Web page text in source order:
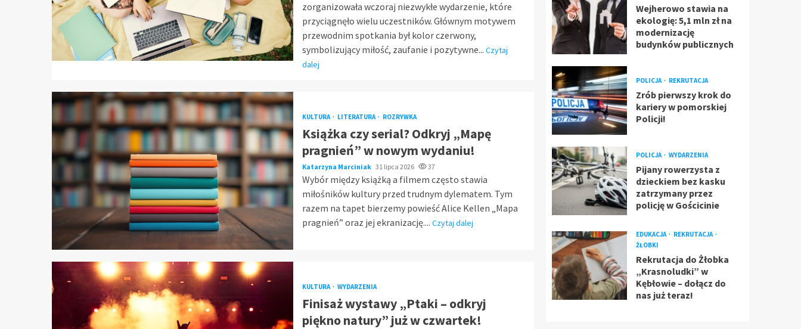
zorganizowała wczoraj niezwykłe wydarzenie, które
przyciągnęło wielu uczestników. Głównym motywem
przewodnim spotkania był kolor czerwony,
symbolizujący miłość, zaufanie i pozytywne... Czytaj
dalej
KULTURA LITERATURA ROZRYWKA
Książka czy serial? Odkryj „Mapę
pragnień” w nowym wydaniu!
Katarzyna Marciniak 31 lipca 2026 37
Wybór między książką a filmem często stawia
miłośników kultury przed trudnym dylematem. Tym
razem na tapet bierzemy powieść Alice Kellen „Mapa
pragnień” oraz jej ekranizację.... Czytaj dalej
KULTURA WYDARZENIA
Finisaż wystawy „Ptaki – odkryj
piękno natury” już w czwartek!
Wejherowo stawia na
ekologię: 5,1 mln zł na
modernizację
budynków publicznych
POLICJA REKRUTACJA
Zrób pierwszy krok do
kariery w pomorskiej
Policji!
POLICJA WYDARZENIA
Pijany rowerzysta z
dzieckiem bez kasku
zatrzymany przez
policję w Gościcinie
EDUKACJA
REKRUTACJA
ŻŁOBKI
Rekrutacja do Żłobka
„Krasnoludki” w
Kębłowie – dołącz do
nas już teraz!